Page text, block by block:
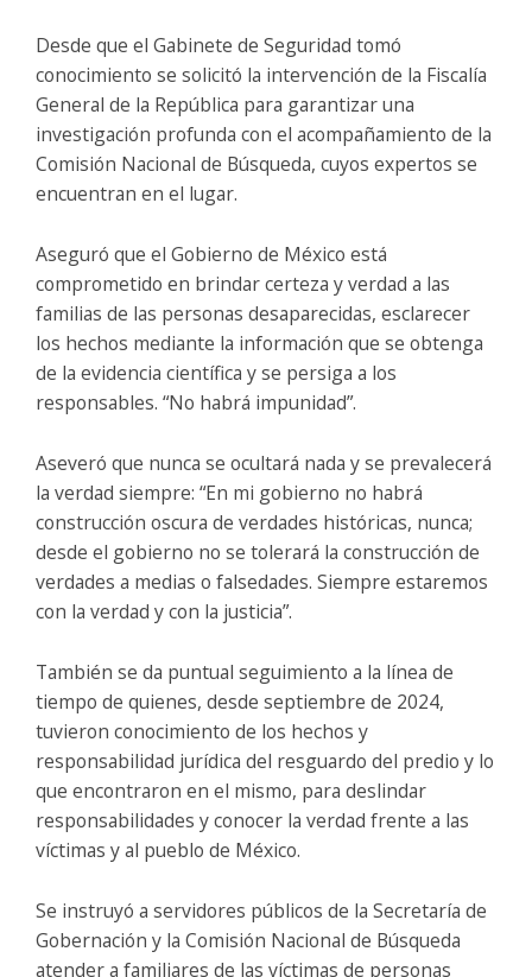
Desde que el Gabinete de Seguridad tomó
conocimiento se solicitó la intervención de la Fiscalía
General de la República para garantizar una
investigación profunda con el acompañamiento de la
Comisión Nacional de Búsqueda, cuyos expertos se
encuentran en el lugar.
Aseguró que el Gobierno de México está
comprometido en brindar certeza y verdad a las
familias de las personas desaparecidas, esclarecer
los hechos mediante la información que se obtenga
de la evidencia científica y se persiga a los
responsables. “No habrá impunidad”.
Aseveró que nunca se ocultará nada y se prevalecerá
la verdad siempre: “En mi gobierno no habrá
construcción oscura de verdades históricas, nunca;
desde el gobierno no se tolerará la construcción de
verdades a medias o falsedades. Siempre estaremos
con la verdad y con la justicia”.
También se da puntual seguimiento a la línea de
tiempo de quienes, desde septiembre de 2024,
tuvieron conocimiento de los hechos y
responsabilidad jurídica del resguardo del predio y lo
que encontraron en el mismo, para deslindar
responsabilidades y conocer la verdad frente a las
víctimas y al pueblo de México.
Se instruyó a servidores públicos de la Secretaría de
Gobernación y la Comisión Nacional de Búsqueda
atender a familiares de las víctimas de personas